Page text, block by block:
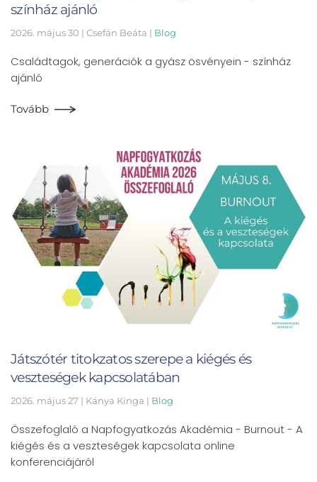
színház ajánló
2026. május 30 | Csefán Beáta | Blog
Családtagok, generációk a gyász ösvényein - színház
ajánló
Tovább
Játszótér titokzatos szerepe a kiégés és
veszteségek kapcsolatában
2026. május 27 | Kánya Kinga | Blog
Összefoglaló a Napfogyatkozás Akadémia - Burnout - A
kiégés és a veszteségek kapcsolata online
konferenciájáról